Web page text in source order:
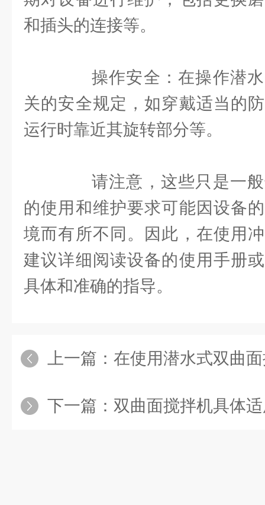
和插头的连接等。
操作安全：在操作潜水
关的安全规定，如穿戴适当的
运行时靠近其旋转部分等。
请注意，这些只是一般
的使用和维护要求可能因设备
境而有所不同。因此，在使用
建议详细阅读设备的使用手册
具体和准确的指导。
上一篇： 在使用潜水式双曲面搅拌
下一篇： 双曲面搅拌机具体